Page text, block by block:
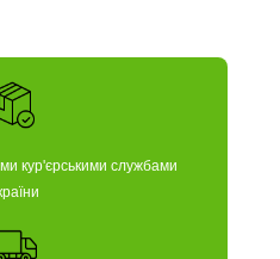
кур'єрськими службами